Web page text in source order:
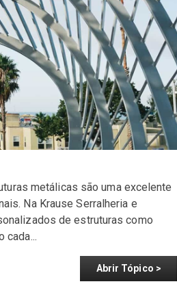
metálicas são uma excelente
Na Krause Serralheria e
de estruturas como
cada...
Abrir Tópico >